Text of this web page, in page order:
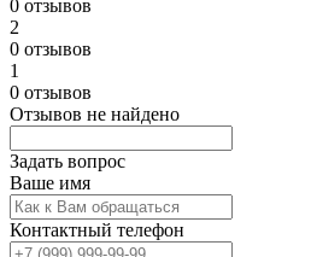
0 отзывов
2
0 отзывов
1
0 отзывов
Отзывов не найдено
Задать вопрос
Ваше имя
Контактный телефон